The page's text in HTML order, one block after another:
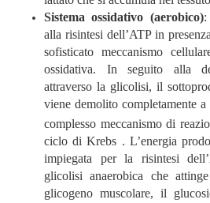
Sistema ossidativo (aerobico):
alla risintesi dell’ATP in
sofisticato meccanismo
ossidativa. In seguito alla
attraverso la glicolisi, il
viene demolito completamente a
complesso meccanismo di
ciclo di Krebs . L’energia
impiegata per la risintesi
glicolisi anaerobica che
glicogeno muscolare, il